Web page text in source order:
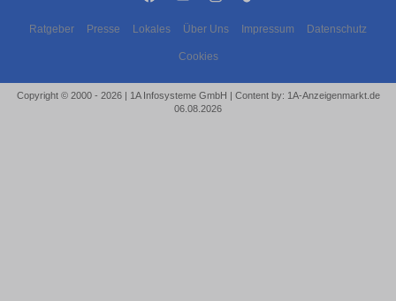
Ratgeber Presse Lokales Über Uns Impressum Datenschutz
Cookies
Copyright © 2000 - 2026 | 1A Infosysteme GmbH | Content by: 1A-Anzeigenmarkt.de
06.08.2026